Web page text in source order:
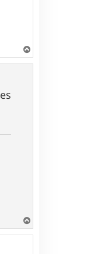
a
a